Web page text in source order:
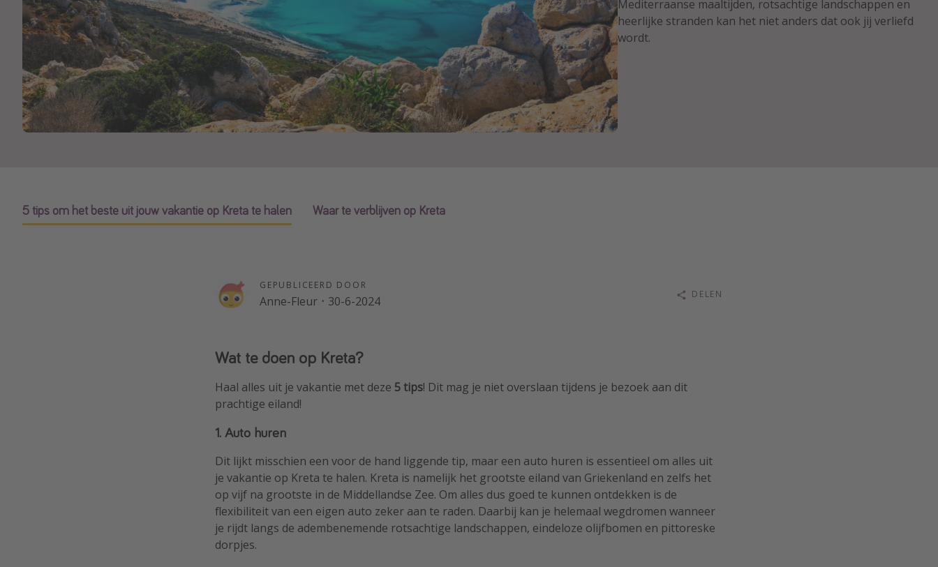
Mediterraanse maaltijden, rotsachtige landschappen en
heerlijke stranden kan het niet anders dat ook jij verliefd
wordt.
5 tips om het beste uit jouw vakantie op Kreta te halen Waar te verblijven op Kreta
GEPUBLICEERD DOOR
Anne-Fleur · 30-6-2024 DELEN
Wat te doen op Kreta?
Haal alles uit je vakantie met deze 5 tips! Dit mag je niet overslaan tijdens je bezoek aan dit
prachtige eiland!
1. Auto huren
Dit lijkt misschien een voor de hand liggende tip, maar een auto huren is essentieel om alles uit
je vakantie op Kreta te halen. Kreta is namelijk het grootste eiland van Griekenland en zelfs het
op vijf na grootste in de Middellandse Zee. Om alles dus goed te kunnen ontdekken is de
flexibiliteit van een eigen auto zeker aan te raden. Daarbij kan je helemaal wegdromen wanneer
je rijdt langs de adembenemende rotsachtige landschappen, eindeloze olijfbomen en pittoreske
dorpjes.